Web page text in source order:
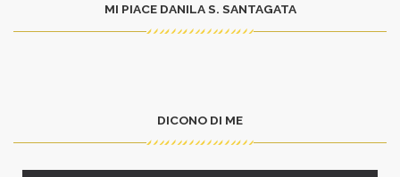
MI PIACE DANILA S. SANTAGATA
DICONO DI ME